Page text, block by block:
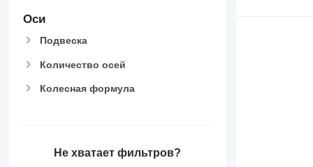
Оси
Подвеска
Количество осей
Колесная формула
Не хватает фильтров?